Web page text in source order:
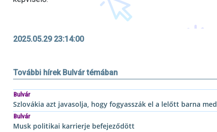
2025.05.29 23:14:00
További hírek Bulvár témában
Bulvár
Szlovákia azt javasolja, hogy fogyasszák el a lelőtt barna
Bulvár
Musk politikai karrierje befejeződött